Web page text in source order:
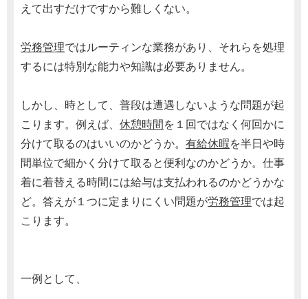
えて出すだけですから難しくない。
労務管理ではルーティンな業務があり、それらを処理
するには特別な能力や知識は必要ありません。
しかし、時として、普段は遭遇しないような問題が起
こります。例えば、 休憩時間を１回ではなく何回かに
分けて取るのはいいのかどうか。 有給休暇を半日や時
間単位で細かく分けて取ると便利なのかどうか。仕事
着に着替える時間には給与は支払われるのかどうかな
ど。答えが１つに定まりにくい問題が労務管理では起
こります。
一例として、